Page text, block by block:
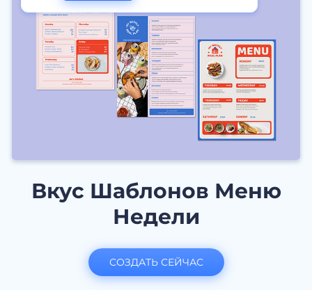
Вкус Шаблонов Меню
Недели
СОЗДАТЬ СЕЙЧАС